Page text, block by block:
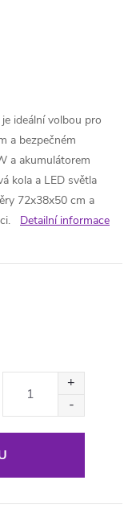
ideální volbou pro
a bezpečném
a akumulátorem
kola a LED světla
72x38x50 cm a
Detailní informace